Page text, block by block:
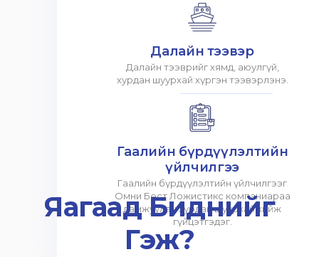
Далайн тээвэр
Далайн тээврийг хямд, аюулгүй,
хурдан шуурхай хүргэн тээвэрлэнэ.
Гаалийн бүрдүүлэлтийн
үйлчилгээ
Гаалийн бүрдүүлэлтийн үйлчилгээг
Омни Бест Ложистикс компаниараа
дамжуулан хурдан шуурхай хийж
гүйцэтгэдэг.
Яагаад Биднийг
Гэж?